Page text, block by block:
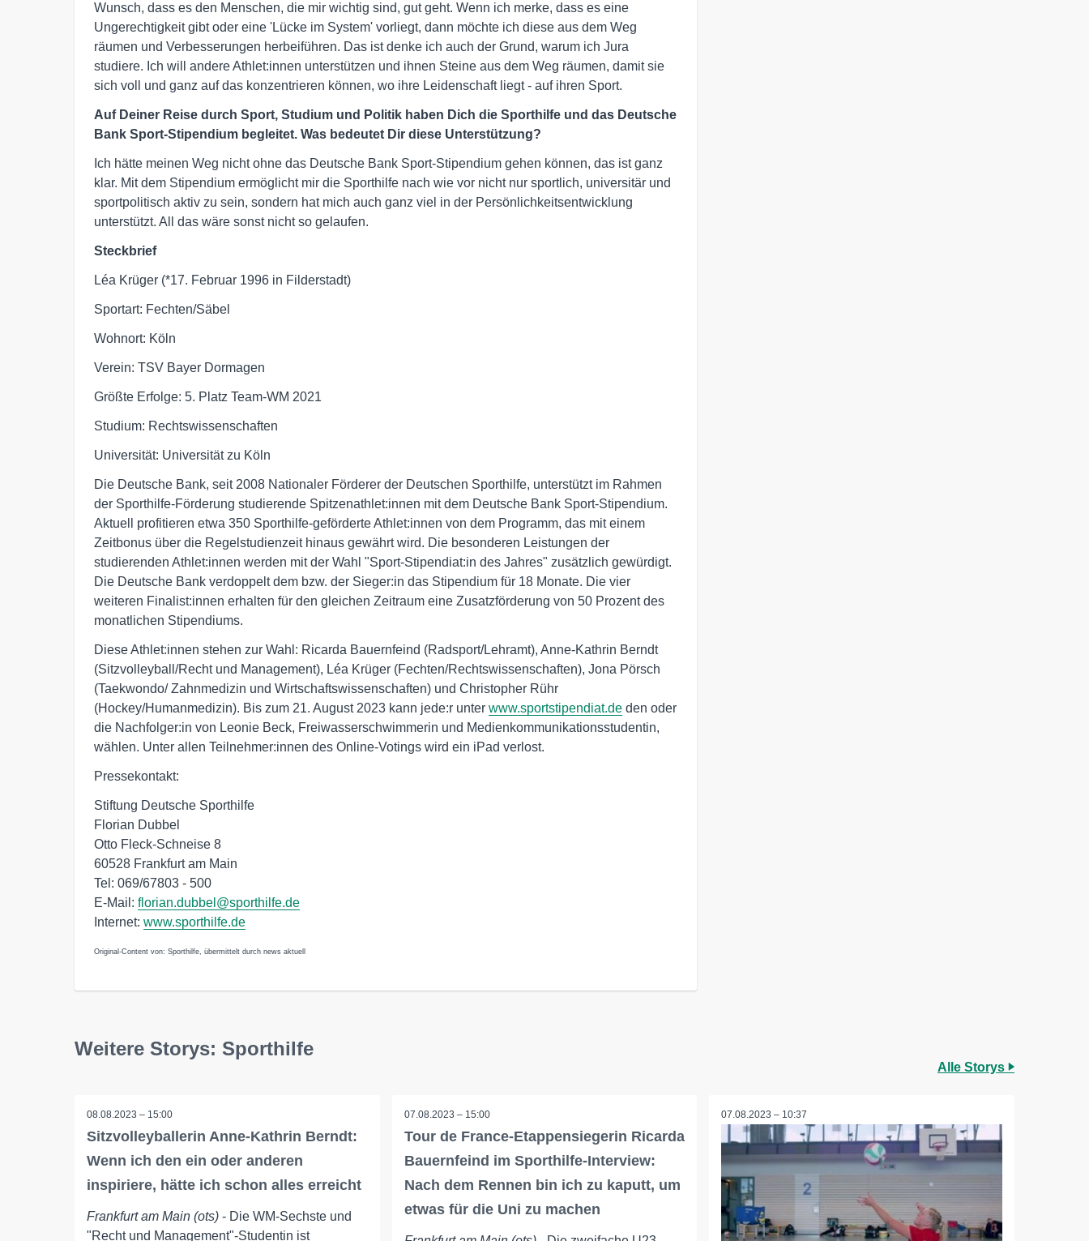
Wunsch, dass es den Menschen, die mir wichtig sind, gut geht. Wenn ich merke, dass es eine
Ungerechtigkeit gibt oder eine 'Lücke im System' vorliegt, dann möchte ich diese aus dem Weg
räumen und Verbesserungen herbeiführen. Das ist denke ich auch der Grund, warum ich Jura
studiere. Ich will andere Athlet:innen unterstützen und ihnen Steine aus dem Weg räumen, damit sie
sich voll und ganz auf das konzentrieren können, wo ihre Leidenschaft liegt - auf ihren Sport.
Auf Deiner Reise durch Sport, Studium und Politik haben Dich die Sporthilfe und das Deutsche
Bank Sport-Stipendium begleitet. Was bedeutet Dir diese Unterstützung?
Ich hätte meinen Weg nicht ohne das Deutsche Bank Sport-Stipendium gehen können, das ist ganz
klar. Mit dem Stipendium ermöglicht mir die Sporthilfe nach wie vor nicht nur sportlich, universitär und
sportpolitisch aktiv zu sein, sondern hat mich auch ganz viel in der Persönlichkeitsentwicklung
unterstützt. All das wäre sonst nicht so gelaufen.
Steckbrief
Léa Krüger (*17. Februar 1996 in Filderstadt)
Sportart: Fechten/Säbel
Wohnort: Köln
Verein: TSV Bayer Dormagen
Größte Erfolge: 5. Platz Team-WM 2021
Studium: Rechtswissenschaften
Universität: Universität zu Köln
Die Deutsche Bank, seit 2008 Nationaler Förderer der Deutschen Sporthilfe, unterstützt im Rahmen
der Sporthilfe-Förderung studierende Spitzenathlet:innen mit dem Deutsche Bank Sport-Stipendium.
Aktuell profitieren etwa 350 Sporthilfe-geförderte Athlet:innen von dem Programm, das mit einem
Zeitbonus über die Regelstudienzeit hinaus gewährt wird. Die besonderen Leistungen der
studierenden Athlet:innen werden mit der Wahl "Sport-Stipendiat:in des Jahres" zusätzlich gewürdigt.
Die Deutsche Bank verdoppelt dem bzw. der Sieger:in das Stipendium für 18 Monate. Die vier
weiteren Finalist:innen erhalten für den gleichen Zeitraum eine Zusatzförderung von 50 Prozent des
monatlichen Stipendiums.
Diese Athlet:innen stehen zur Wahl: Ricarda Bauernfeind (Radsport/Lehramt), Anne-Kathrin Berndt
(Sitzvolleyball/Recht und Management), Léa Krüger (Fechten/Rechtswissenschaften), Jona Pörsch
(Taekwondo/ Zahnmedizin und Wirtschaftswissenschaften) und Christopher Rühr
(Hockey/Humanmedizin). Bis zum 21. August 2023 kann jede:r unter www.sportstipendiat.de den oder
die Nachfolger:in von Leonie Beck, Freiwasserschwimmerin und Medienkommunikationsstudentin,
wählen. Unter allen Teilnehmer:innen des Online-Votings wird ein iPad verlost.
Pressekontakt:
Stiftung Deutsche Sporthilfe
Florian Dubbel
Otto Fleck-Schneise 8
60528 Frankfurt am Main
Tel: 069/67803 - 500
E-Mail: florian.dubbel@sporthilfe.de
Internet: www.sporthilfe.de
Original-Content von: Sporthilfe, übermittelt durch news aktuell
Weitere Storys: Sporthilfe
Alle Storys
08.08.2023 – 15:00
Sitzvolleyballerin Anne-Kathrin Berndt:
Wenn ich den ein oder anderen
inspiriere, hätte ich schon alles erreicht
Frankfurt am Main (ots) - Die WM-Sechste und
"Recht und Management"-Studentin ist
07.08.2023 – 15:00
Tour de France-Etappensiegerin Ricarda
Bauernfeind im Sporthilfe-Interview:
Nach dem Rennen bin ich zu kaputt, um
etwas für die Uni zu machen
07.08.2023 – 10:37